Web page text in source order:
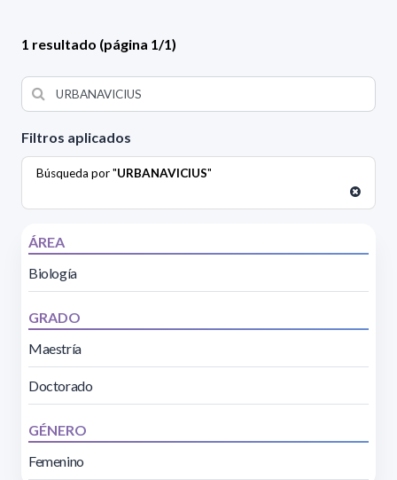
Filtros aplicados
Búsqueda por "URBANAVICIUS"
ÁREA
Biología
GRADO
Maestría
Doctorado
GÉNERO
Femenino
1 resultado (página 1/1)